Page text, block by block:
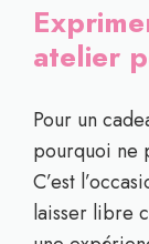
atelier
Pour un
pourquoi ne
C’est
laisser libre